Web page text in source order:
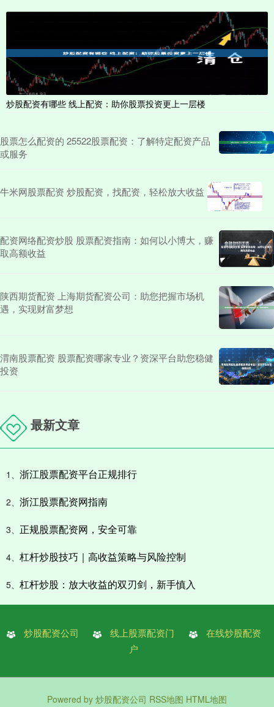
炒股配资有哪些 线上配资：助你股票投资更上一层楼
股票怎么配资的 25522股票配资：了解特定配资产品
或服务
牛米网股票配资 炒股配资，找配资，轻松放大收益
配资网络配资炒股 股票配资指南：如何以小博大，赚
取高额收益
陕西期货配资 上海期货配资公司：助您把握市场机
遇，实现财富梦想
渭南股票配资 股票配资哪家专业？资深平台助您稳健
投资
最新文章
1、 浙江股票配资平台正规排行
2、 浙江股票配资网指南
3、 正规股票配资网，安全可靠
4、 杠杆炒股技巧｜高收益策略与风险控制
5、 杠杆炒股：放大收益的双刃剑，新手慎入
炒股配资公司
线上股票配资门
户
在线炒股配资
Powered by 炒股配资公司 RSS地图 HTML地图